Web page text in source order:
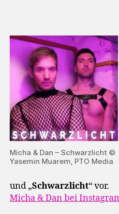
Micha & Dan – Schwarzlicht ©
Yasemin Muarem, PTO Media
und „Schwarzlicht“ vor.
Micha & Dan bei